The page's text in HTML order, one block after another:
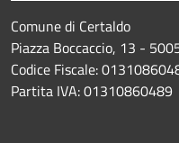
Comune di Certaldo
Piazza Boccaccio, 13 -
Codice Fiscale:
Partita IVA: 01310860489